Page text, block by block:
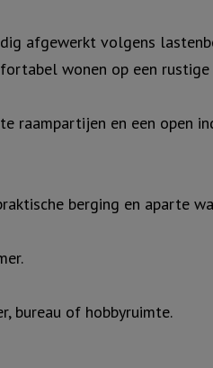
afgewerkt volgens
wonen op een
raampartijen en een open
berging en aparte
bureau of hobbyruimte.